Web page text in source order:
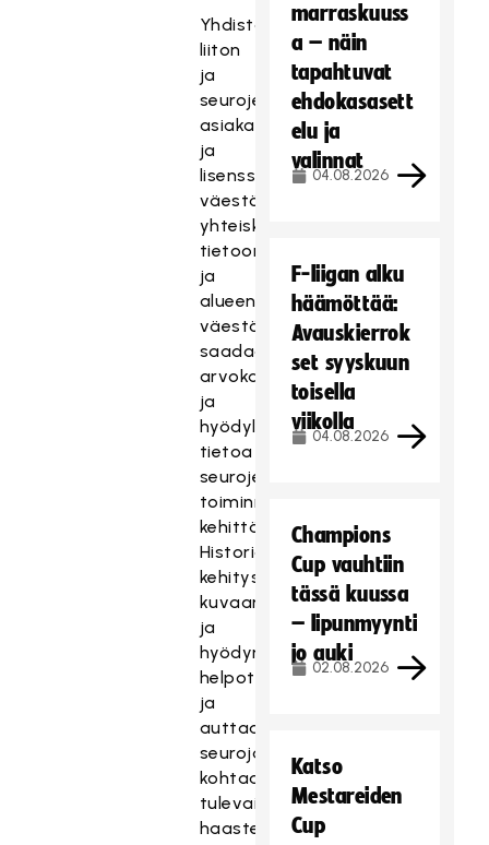
Yhdistämällä
liiton
ja
seurojen
asiakas-
ja
lisenssirekistereitä
väestörekisterin
yhteiskunnalliseen
tietoon
ja
alueen
väestöennusteisiin,
saadaan
arvokasta
ja
hyödyllistä
tietoa
seurojen
toiminnan
kehittämiseksi.
Historiallisten
kehityssarjojen
kuvaaminen
ja
hyödyntäminen
helpottaa
ja
auttaa
seuroja
kohtaamaan
tulevaisuuden
haasteet
marraskuuss
a – näin
tapahtuvat
ehdokasasett
elu ja
valinnat
04.08.2026
F-liigan alku
häämöttää:
Avauskierrok
set syyskuun
toisella
viikolla
04.08.2026
Champions
Cup vauhtiin
tässä kuussa
– lipunmyynti
jo auki
02.08.2026
Katso
Mestareiden
Cup